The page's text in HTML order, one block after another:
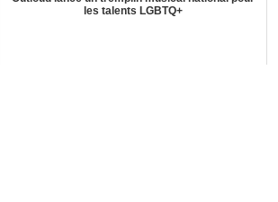
les talents LGBTQ+